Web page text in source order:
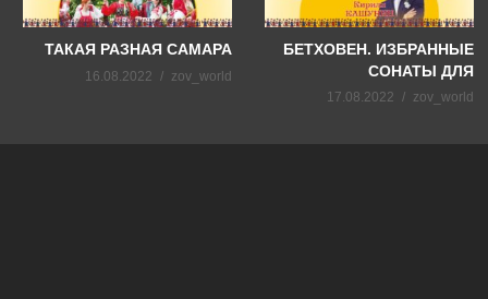
БЕТХОВЕН. ИЗБРАННЫЕ
СОНАТЫ ДЛЯ
ФОРТЕПИАНО
zov_world
17.08.2022
ТАКАЯ РАЗНАЯ САМАРА
zov_world
16.08.2022